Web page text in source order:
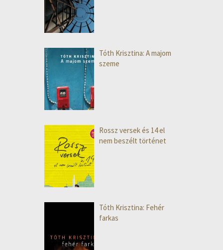
Tóth Krisztina: A majom
szeme
Rossz versek és 14 el
nem beszélt történet
Tóth Krisztina: Fehér
farkas